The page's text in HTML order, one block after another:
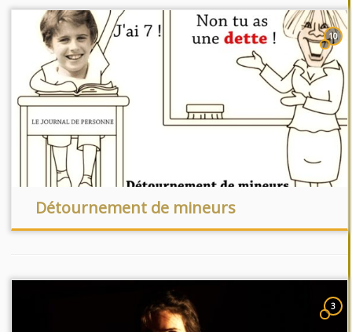
10
Détournement de mineurs
3